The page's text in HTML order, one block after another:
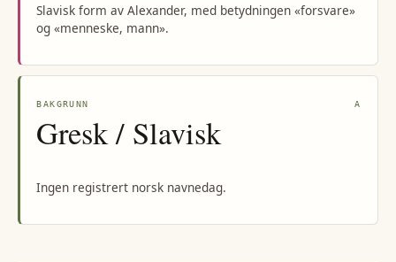
Slavisk form av Alexander, med betydningen «forsvare»
og «menneske, mann».
BAKGRUNN A
Gresk / Slavisk
Ingen registrert norsk navnedag.